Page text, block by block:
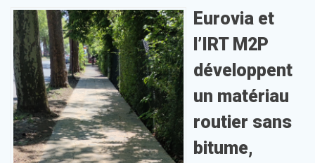
Eurovia et
l’IRT M2P
développent
un matériau
routier sans
bitume,